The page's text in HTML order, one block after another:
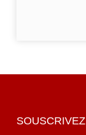
SOUSCRIVEZ